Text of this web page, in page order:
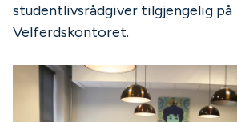
studentlivsrådgiver tilgjengelig på
Velferdskontoret.